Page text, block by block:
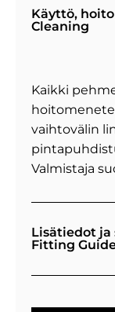
Käyttö,
Cleaning
Kaikki
vaihtovälin
Valmistaja
Lisätiedot ja
Fitting